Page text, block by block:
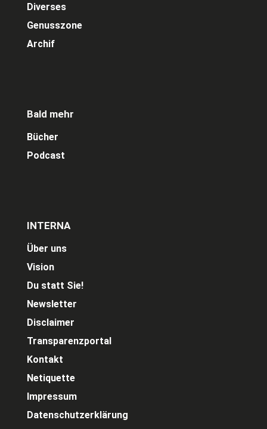
Diverses
Genusszone
Archif
Bald mehr
Bücher
Podcast
INTERNA
Über uns
Vision
Du statt Sie!
Newsletter
Disclaimer
Transparenzportal
Kontakt
Netiquette
Impressum
Datenschutzerklärung